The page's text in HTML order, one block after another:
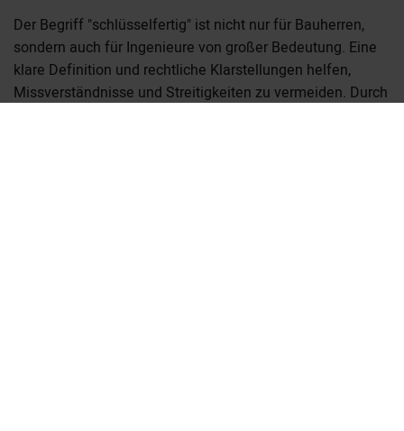
Der Begriff "schlüsselfertig" ist nicht nur für Bauherren,
sondern auch für Ingenieure von großer Bedeutung. Eine
klare Definition und rechtliche Klarstellungen helfen,
Missverständnisse und Streitigkeiten zu vermeiden. Durch